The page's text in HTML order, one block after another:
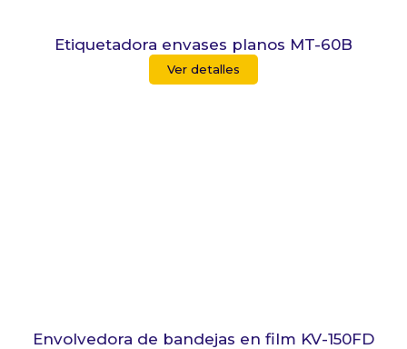
Etiquetadora envases planos MT-60B
Ver detalles
Envolvedora de bandejas en film KV-150FD